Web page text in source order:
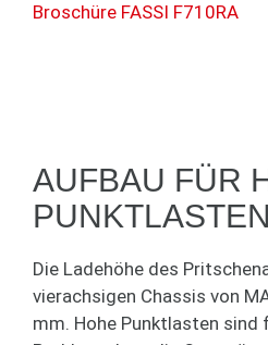
Broschüre FASSI F710RA
AUFBAU FÜR
PUNKTLASTEN
Die Ladehöhe des
vierachsigen Chassis von
mm. Hohe Punktlasten sind